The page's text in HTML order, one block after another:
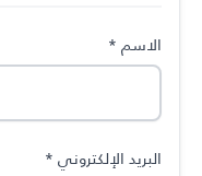
الاسم *
البريد الإلكتروني *